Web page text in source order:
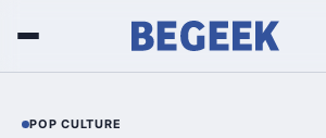
POP CULTURE